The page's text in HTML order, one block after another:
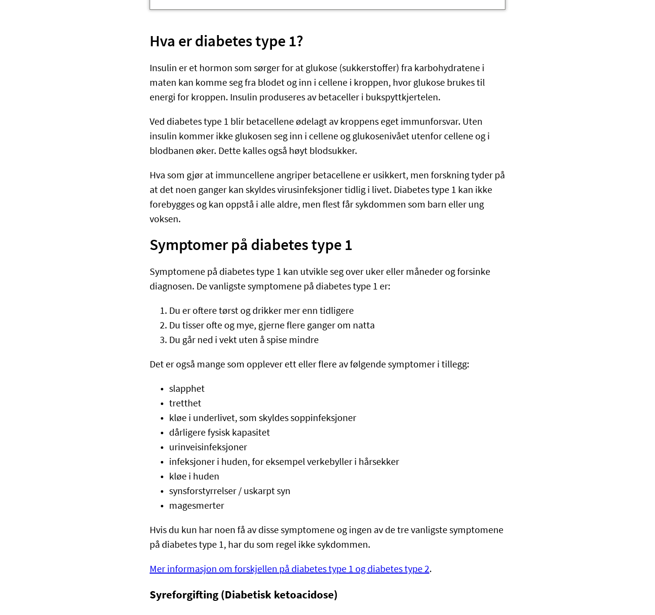
Hva er diabetes type 1?
Insulin er et hormon som sørger for at glukose (sukkerstoffer) fra karbohydratene i
maten kan komme seg fra blodet og inn i cellene i kroppen, hvor glukose brukes til
energi for kroppen. Insulin produseres av betaceller i bukspyttkjertelen.
Ved diabetes type 1 blir betacellene ødelagt av kroppens eget immunforsvar. Uten
insulin kommer ikke glukosen seg inn i cellene og glukosenivået utenfor cellene og i
blodbanen øker. Dette kalles også høyt blodsukker.
Hva som gjør at immuncellene angriper betacellene er usikkert, men forskning tyder på
at det noen ganger kan skyldes virusinfeksjoner tidlig i livet. Diabetes type 1 kan ikke
forebygges og kan oppstå i alle aldre, men flest får sykdommen som barn eller ung
voksen.
Symptomer på diabetes type 1
Symptomene på diabetes type 1 kan utvikle seg over uker eller måneder og forsinke
diagnosen. De vanligste symptomene på diabetes type 1 er:
Du er oftere tørst og drikker mer enn tidligere
Du tisser ofte og mye, gjerne flere ganger om natta
Du går ned i vekt uten å spise mindre
Det er også mange som opplever ett eller flere av følgende symptomer i tillegg:
slapphet
tretthet
kløe i underlivet, som skyldes soppinfeksjoner
dårligere fysisk kapasitet
urinveisinfeksjoner
infeksjoner i huden, for eksempel verkebyller i hårsekker
kløe i huden
synsforstyrrelser / uskarpt syn
magesmerter
Hvis du kun har noen få av disse symptomene og ingen av de tre vanligste symptomene
på diabetes type 1, har du som regel ikke sykdommen.
Mer informasjon om forskjellen på diabetes type 1 og diabetes type 2.
Syreforgifting (Diabetisk ketoacidose)